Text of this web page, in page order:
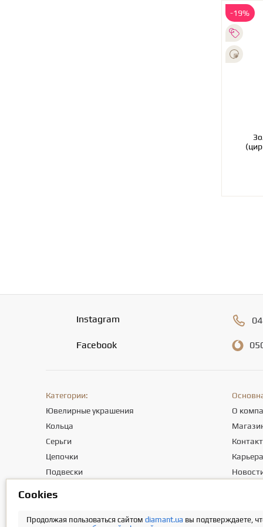
-19%
Instagram
Facebook
Категории:
Ювелирные украшения
Кольца
Серьги
Цепочки
Подвески
О
Карьера
Сookies
Продолжая пользоваться сайтом diamant.ua вы подтверждаете,